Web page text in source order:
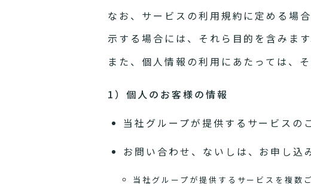
なお、サービスの利用規約に定める場
示する場合には、それら目的を含みます
また、個人情報の利用にあたっては、
1）個人のお客様の情報
当社グループが提供するサービスの
お問い合わせ、ないしは、お申し込
当社グループが提供するサービスを複数